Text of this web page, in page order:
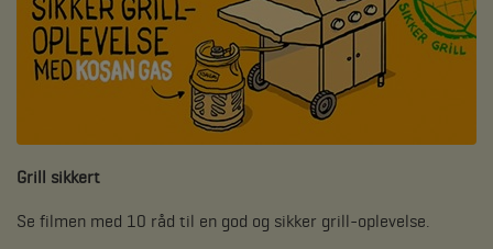
Grill sikkert
Se filmen med 10 råd til en god og sikker grill-oplevelse.